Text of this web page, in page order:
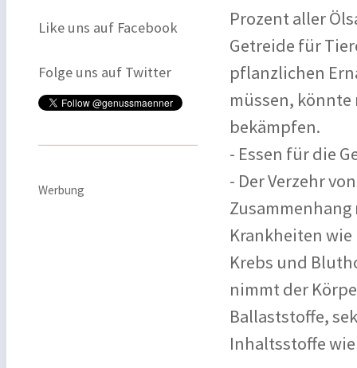
Like uns auf Facebook
Folge uns auf Twitter
Werbung
Prozent aller
Getreide für
pflanzlichen
müssen,
bekämpfen.
- Essen für die
- Der Verzehr
Krankheiten
Krebs und
nimmt der
Ballaststoffe,
Inhaltsstoffe